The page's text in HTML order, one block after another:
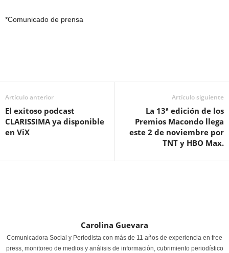
*Comunicado de prensa
Artículo anterior
El exitoso podcast
CLARISSIMA ya disponible
en ViX
Artículo siguiente
La 13ª edición de los
Premios Macondo llega
este 2 de noviembre por
TNT y HBO Max.
Carolina Guevara
Comunicadora Social y Periodista con más de 11 años de experiencia en free
press, monitoreo de medios y análisis de información, cubrimiento periodístico